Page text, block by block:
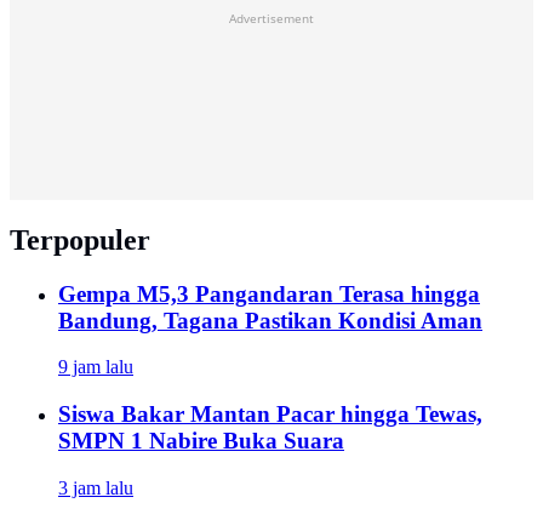
Advertisement
Terpopuler
Gempa M5,3 Pangandaran Terasa hingga
Bandung, Tagana Pastikan Kondisi Aman
9 jam lalu
Siswa Bakar Mantan Pacar hingga Tewas,
SMPN 1 Nabire Buka Suara
3 jam lalu